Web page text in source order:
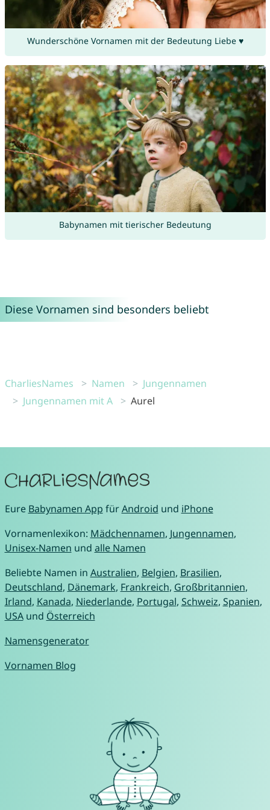
Wunderschöne Vornamen mit der Bedeutung Liebe ♥
Babynamen mit tierischer Bedeutung
Diese Vornamen sind besonders beliebt
CharliesNames Namen
Jungennamen
Jungennamen mit A
Aurel
Eure Babynamen App fürAndroid und iPhone
Vornamenlexikon: Mädchennamen, Jungennamen,
Unisex-Namen und alle Namen
Beliebte Namen in Australien, Belgien, Brasilien,
Deutschland, Dänemark, Frankreich, Großbritannien,
Irland, Kanada, Niederlande, Portugal, Schweiz, Spanien,
USAund Österreich
Namensgenerator
Vornamen Blog